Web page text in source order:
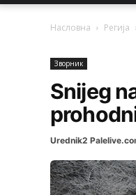
Насловна Регија
Зворник
Snijeg
Urednik2